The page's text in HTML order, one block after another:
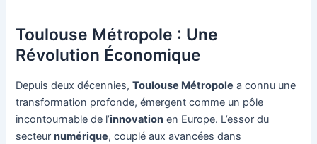
Toulouse Métropole : Une
Révolution Économique
Depuis deux décennies,Toulouse Métropole a connu une
transformation profonde, émergent comme un pôle
incontournable de l’innovation en Europe. L’essor du
secteurnumérique, couplé aux avancées dans